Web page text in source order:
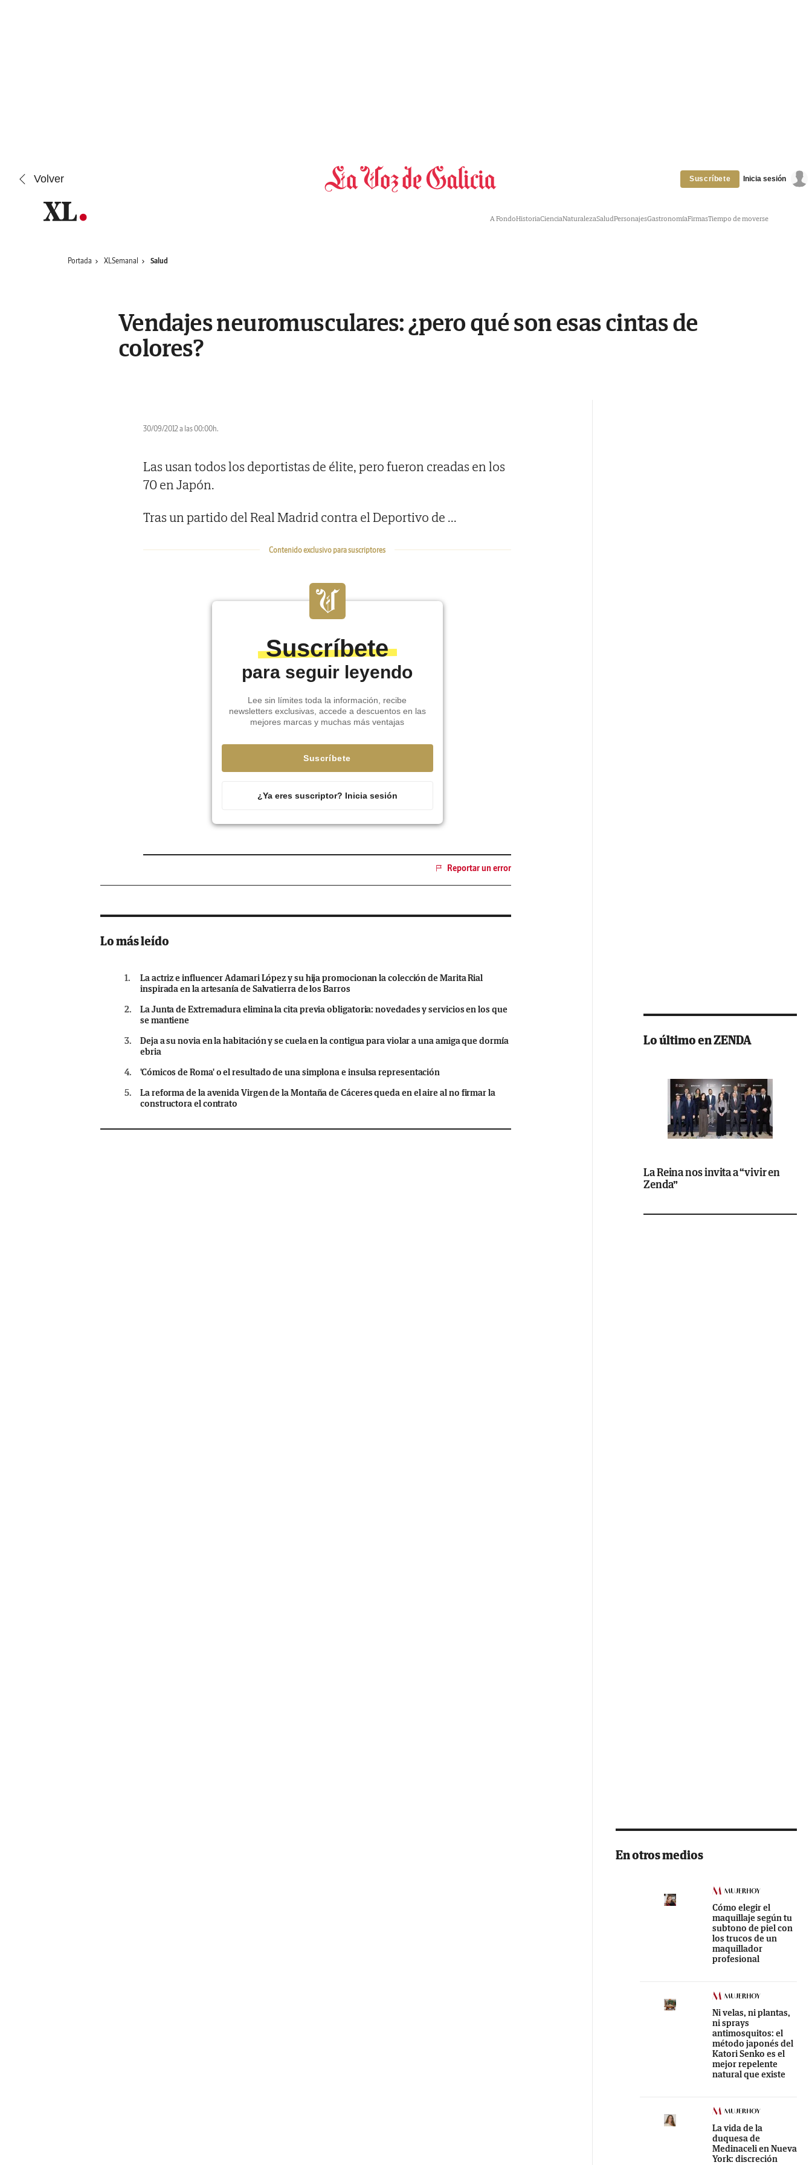
Volver Suscríbete Inicia sesión
A FondoHistoriaCienciaNaturalezaSaludPersonajesGastronomíaFirmasTiempo de moverse
Portada XLSemanal Salud
Vendajes neuromusculares: ¿pero qué son esas cintas de
colores?
30/09/2012 a las 00:00h.
Las usan todos los deportistas de élite, pero fueron creadas en los
70 en Japón.
Tras un partido del Real Madrid contra el Deportivo de ...
Contenido exclusivo para suscriptores
Suscríbete
para seguir leyendo
Lee sin límites toda la información, recibe
newsletters exclusivas, accede a descuentos en las
mejores marcas y muchas más ventajas
Suscríbete
¿Ya eres suscriptor? Inicia sesión
Reportar un error
Lo más leído
1.
La actriz e influencer Adamari López y su hija promocionan la colección de Marita Rial
inspirada en la artesanía de Salvatierra de los Barros
2.
La Junta de Extremadura elimina la cita previa obligatoria: novedades y servicios en los que
se mantiene
3.
Deja a su novia en la habitación y se cuela en la contigua para violar a una amiga que dormía
ebria
4.
'Cómicos de Roma' o el resultado de una simplona e insulsa representación
5.
La reforma de la avenida Virgen de la Montaña de Cáceres queda en el aire al no firmar la
constructora el contrato
Lo último en ZENDA
La Reina nos invita a “vivir en
Zenda”
En otros medios
Cómo elegir el
maquillaje según tu
subtono de piel con
los trucos de un
maquillador
profesional
Ni velas, ni plantas,
ni sprays
antimosquitos: el
método japonés del
Katori Senko es el
mejor repelente
natural que existe
La vida de la
duquesa de
Medinaceli en Nueva
York: discreción